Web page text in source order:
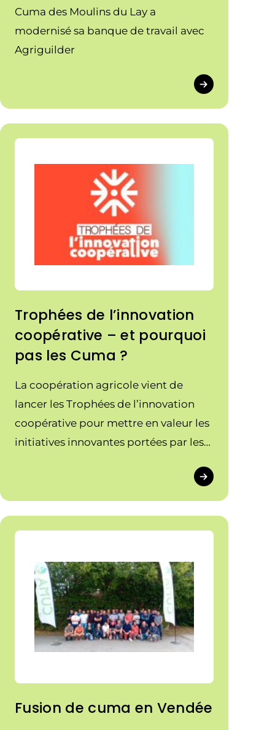
Cuma des Moulins du Lay a
modernisé sa banque de travail avec
Agriguilder
Trophées de l’innovation
coopérative – et pourquoi
pas les Cuma ?
La coopération agricole vient de
lancer les Trophées de l’innovation
coopérative pour mettre en valeur les
initiatives innovantes portées par les
Fusion de cuma en Vendée